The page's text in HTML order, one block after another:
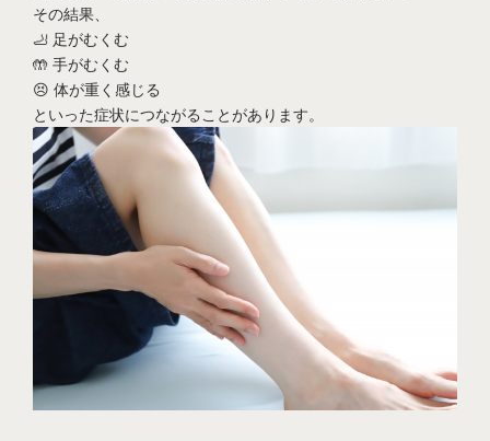
その結果、
🦶 足がむくむ
🤲 手がむくむ
😣 体が重く感じる
といった症状につながることがあります。